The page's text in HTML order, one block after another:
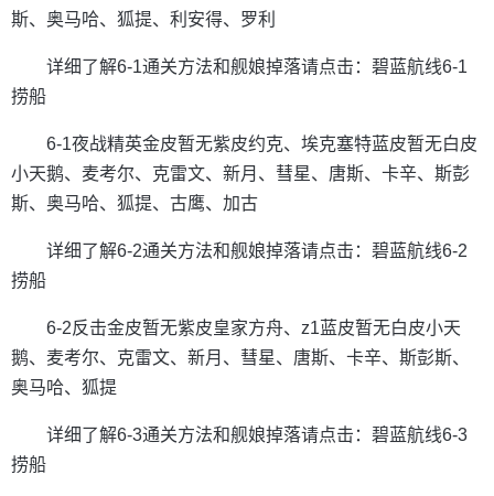
斯、奥马哈、狐提、利安得、罗利
详细了解6-1通关方法和舰娘掉落请点击：碧蓝航线6-1
捞船
6-1夜战精英金皮暂无紫皮约克、埃克塞特蓝皮暂无白皮
小天鹅、麦考尔、克雷文、新月、彗星、唐斯、卡辛、斯彭
斯、奥马哈、狐提、古鹰、加古
详细了解6-2通关方法和舰娘掉落请点击：碧蓝航线6-2
捞船
6-2反击金皮暂无紫皮皇家方舟、z1蓝皮暂无白皮小天
鹅、麦考尔、克雷文、新月、彗星、唐斯、卡辛、斯彭斯、
奥马哈、狐提
详细了解6-3通关方法和舰娘掉落请点击：碧蓝航线6-3
捞船